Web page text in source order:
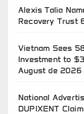
Alexis Talia
Recovery Trust
Vietnam Sees
Investment to
August de 2026
National
DUPIXENT